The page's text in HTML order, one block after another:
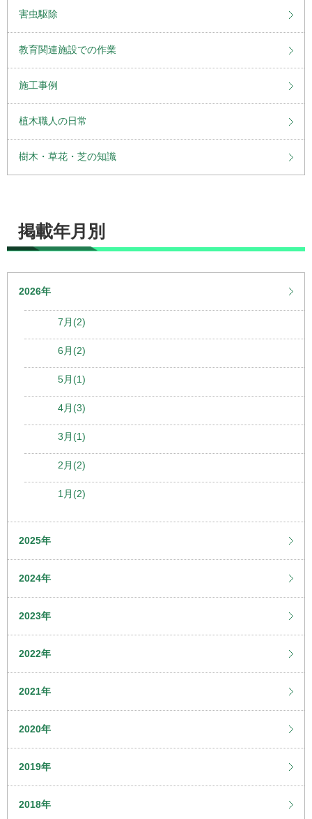
害虫駆除
教育関連施設での作業
施工事例
植木職人の日常
樹木・草花・芝の知識
掲載年月別
2026年
7月(2)
6月(2)
5月(1)
4月(3)
3月(1)
2月(2)
1月(2)
2025年
2024年
2023年
2022年
2021年
2020年
2019年
2018年